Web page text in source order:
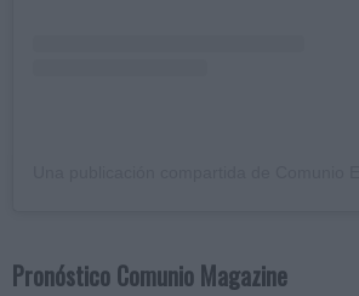
Pronóstico Comunio Magazine